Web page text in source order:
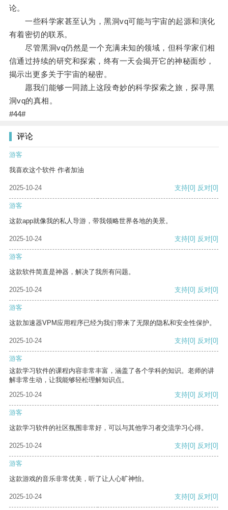
论。
一些科学家甚至认为，黑洞vq可能与宇宙的起源和演化
有着密切的联系。
尽管黑洞vq仍然是一个充满未知的领域，但科学家们相
信通过持续的研究和探索，终有一天会揭开它的神秘面纱，
揭示出更多关于宇宙的秘密。
愿我们能够一同踏上这段奇妙的科学探索之旅，探寻黑
洞vq的真相。
#44#
评论
游客
我喜欢这个软件 作者加油
2025-10-24 支持[0] 反对[0]
游客
这款app就像我的私人导游，带我领略世界各地的美景。
2025-10-24 支持[0] 反对[0]
游客
这款软件简直是神器，解决了我所有问题。
2025-10-24 支持[0] 反对[0]
游客
这款加速器VPM应用程序已经为我们带来了无限的隐私和安全性保护。
2025-10-24 支持[0] 反对[0]
游客
这款学习软件的课程内容非常丰富，涵盖了各个学科的知识。老师的讲
解非常生动，让我能够轻松理解知识点。
2025-10-24
支持[0] 反对[0]
游客
这款学习软件的社区氛围非常好，可以与其他学习者交流学习心得。
2025-10-24 支持[0] 反对[0]
游客
这款游戏的音乐非常优美，听了让人心旷神怡。
2025-10-24 支持[0] 反对[0]